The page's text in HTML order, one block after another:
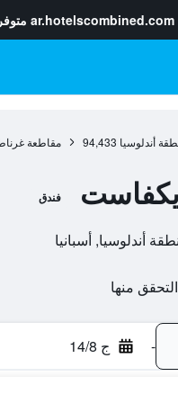
ar.hotelscombined.com
أندلوسيا 94,433 مقاطعة
فندق
- ج 14/8